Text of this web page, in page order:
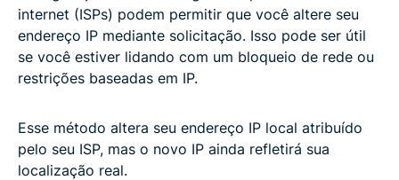
internet (ISPs) podem permitir que você altere seu
endereço IP mediante solicitação. Isso pode ser útil
se você estiver lidando com um bloqueio de rede ou
restrições baseadas em IP.
Esse método altera seu endereço IP local atribuído
pelo seu ISP, mas o novo IP ainda refletirá sua
localização real.